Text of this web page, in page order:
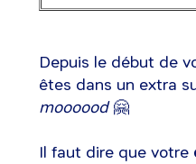
Depuis le début de
êtes dans un extra
moooood🤗
Il faut dire que votre